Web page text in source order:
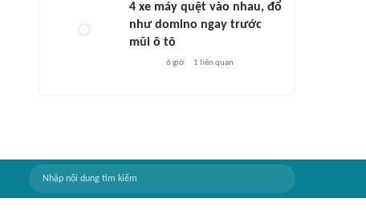
4 xe máy quệt vào nhau, đổ
như domino ngay trước
mũi ô tô
6 giờ 1 liên quan